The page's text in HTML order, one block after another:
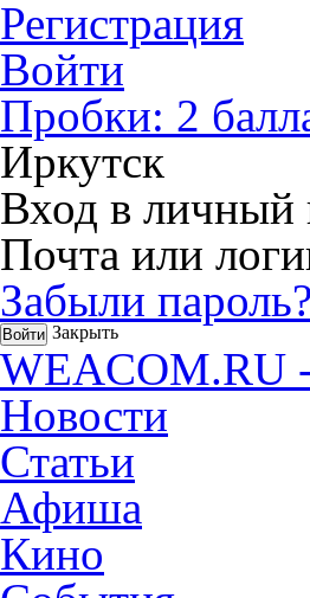
Регистрация
Войти
Пробки: 2
Иркутск
Вход в личный
Почта или
Забыли пароль?
Закрыть
WEACOM.RU -
Новости
Статьи
Афиша
Кино